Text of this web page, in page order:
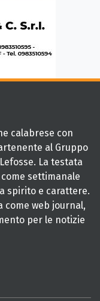
calabrese con
al Gruppo
La testata
settimanale
spirito e carattere.
come web journal,
per le notizie